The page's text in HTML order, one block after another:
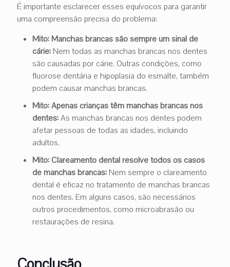
É importante esclarecer esses equívocos para garantir
uma compreensão precisa do problema:
Mito: Manchas brancas são sempre um sinal de
cárie:Nem todas as manchas brancas nos dentes
são causadas por cárie. Outras condições, como
fluorose dentária e hipoplasia do esmalte, também
podem causar manchas brancas.
Mito: Apenas crianças têm manchas brancas nos
dentes:As manchas brancas nos dentes podem
afetar pessoas de todas as idades, incluindo
adultos.
Mito: Clareamento dental resolve todos os casos
de manchas brancas:Nem sempre o clareamento
dental é eficaz no tratamento de manchas brancas
nos dentes. Em alguns casos, são necessários
outros procedimentos, como microabrasão ou
restaurações de resina.